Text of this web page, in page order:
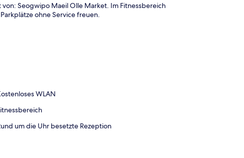
Schlafzimmer, Nichtraucher, Stadtblick | Allergikerbettwaren, Daunenbettdecken,
Premier-Doppelzimmer, 1
Seogwipo Maeil Olle Market. Im Fitnessbereich
ohne Service freuen.
WLAN
um die Uhr besetzte Rezeption